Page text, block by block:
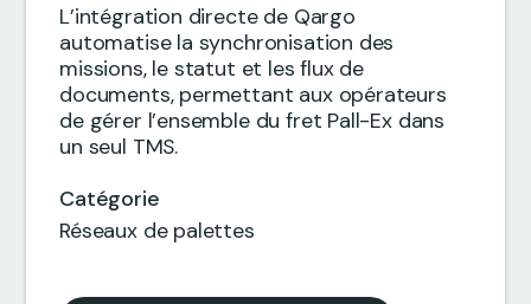
L’intégration directe de Qargo
automatise la synchronisation des
missions, le statut et les flux de
documents, permettant aux opérateurs
de gérer l’ensemble du fret Pall-Ex dans
un seul TMS.
Catégorie
Réseaux de palettes